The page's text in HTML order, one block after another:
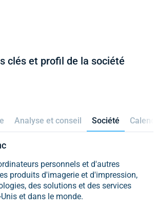
clés et profil de la société
Analyse et conseil Société
personnels et d'autres
produits d'imagerie et d'impression,
des solutions et des services
et dans le monde.